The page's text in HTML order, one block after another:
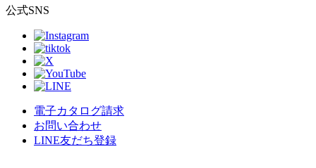
公式SNS
電子カタログ請求
お問い合わせ
LINE友だち登録